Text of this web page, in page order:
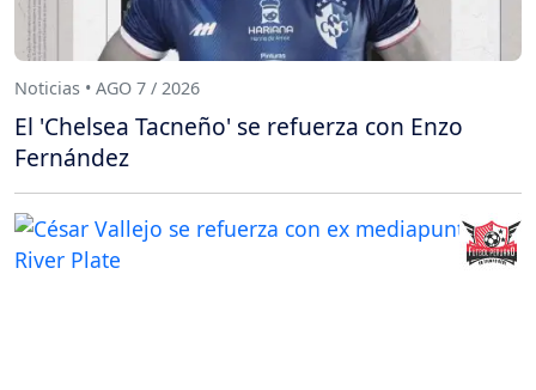
Noticias • AGO 7 / 2026
El 'Chelsea Tacneño' se refuerza con Enzo
Fernández